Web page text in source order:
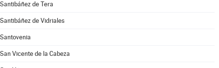
Santibáñez de Tera
Santibáñez de Vidriales
Santovenia
San Vicente de la Cabeza